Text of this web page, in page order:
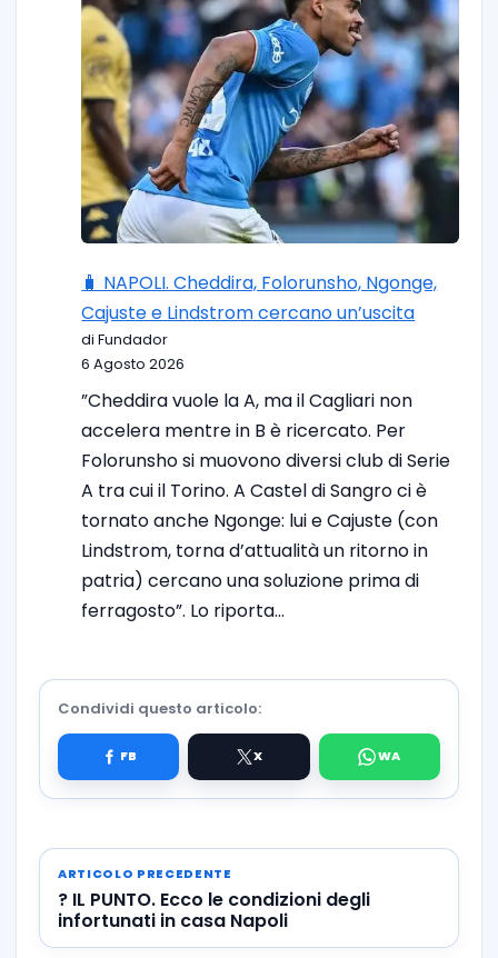
🧳 NAPOLI. Cheddira, Folorunsho, Ngonge,
Cajuste e Lindstrom cercano un’uscita
di Fundador
6 Agosto 2026
”Cheddira vuole la A, ma il Cagliari non
accelera mentre in B è ricercato. Per
Folorunsho si muovono diversi club di Serie
A tra cui il Torino. A Castel di Sangro ci è
tornato anche Ngonge: lui e Cajuste (con
Lindstrom, torna d’attualità un ritorno in
patria) cercano una soluzione prima di
ferragosto”. Lo riporta…
Condividi questo articolo:
ARTICOLO PRECEDENTE
? IL PUNTO. Ecco le condizioni degli
infortunati in casa Napoli